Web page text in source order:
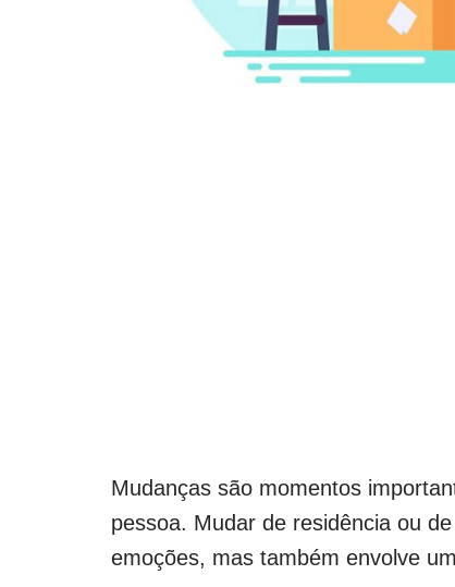
Mudanças são momentos
pessoa. Mudar de residência ou
emoções, mas também envolve